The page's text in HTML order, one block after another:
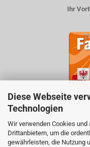
Diese Webseite
Technologien
Wir verwenden Cookies
Drittanbietern, um die
gewährleisten, die Nutzung
Ihr
5% auf viele
ZAHLUNGSARTEN